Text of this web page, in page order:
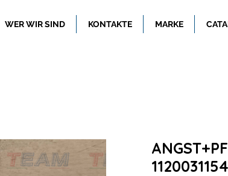
WER WIR SIND KONTAKTE MARKE
1120031154